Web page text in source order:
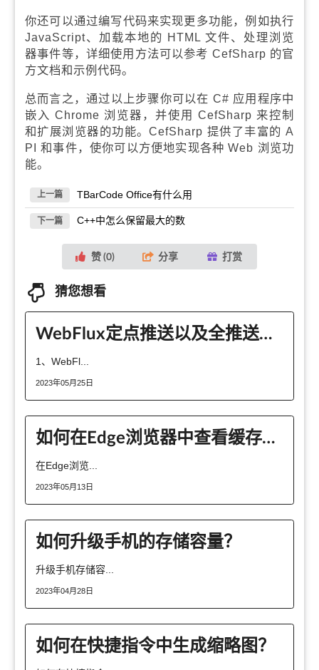
你还可以通过编写代码来实现更多功能，例如执行
JavaScript、加载本地的 HTML 文件、处理浏览
器事件等，详细使用方法可以参考 CefSharp 的官
方文档和示例代码。
总而言之，通过以上步骤你可以在 C# 应用程序中
嵌入 Chrome 浏览器，并使用 CefSharp 来控制
和扩展浏览器的功能。CefSharp 提供了丰富的 A
PI 和事件，使你可以方便地实现各种 Web 浏览功
能。
上一篇 TBarCode Office有什么用
下一篇 C++中怎么保留最大的数
赞 (0) 分享 打赏
猜您想看
WebFlux定点推送以及全推送灵活websocket运用是什么
1、WebFl...
2023年05月25日
如何在Edge浏览器中查看缓存的图片和文件
在Edge浏览...
2023年05月13日
如何升级手机的存储容量？
升级手机存储容...
2023年04月28日
如何在快捷指令中生成缩略图？